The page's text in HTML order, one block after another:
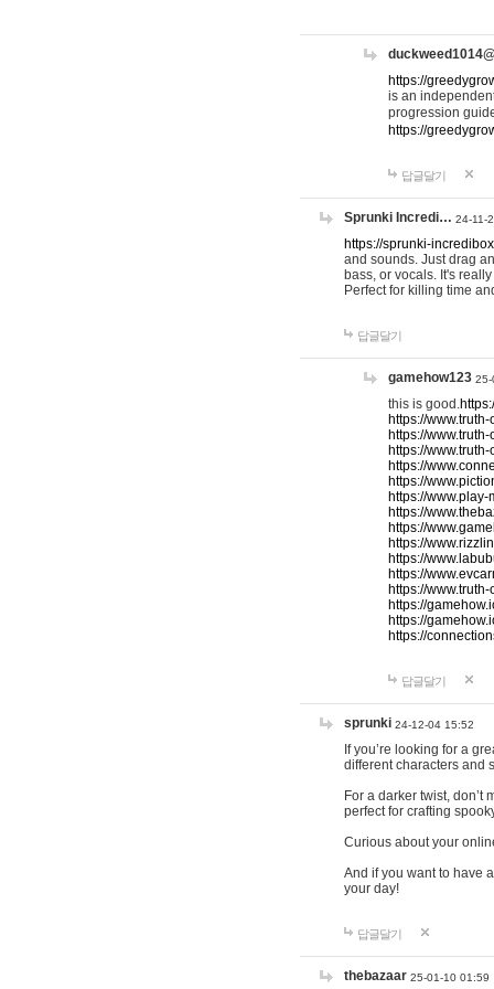
https://
is an
progression
https://
답글달기
Sprunki Incredi… 24-11-
https://sprunki-
and sounds. Just drag
bass, or vocals. It's
Perfect for killing time
답글달기
gamehow123 25-
this is good.
https://
https://
https://
https://
https://
https://
https://
https://
https://
https://
https://
https://
https://
https://
https://
답글달기
sprunki 24-12-04 15:52
If you’re looking for a
different characters and
For a darker twist, don’t
perfect for crafting
Curious about your
And if you want to have
your day!
답글달기
thebazaar 25-01-10 01:59